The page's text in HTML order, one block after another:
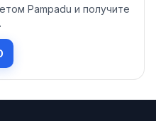
Pampadu и получите